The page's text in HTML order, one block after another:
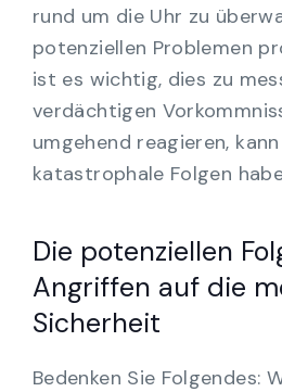
rund um die Uhr zu
potenziellen Problemen
ist es wichtig, dies zu
verdächtigen
umgehend reagieren,
katastrophale Folgen
Die potenziellen
Angriffen auf die
Sicherheit
Bedenken Sie Folgendes: